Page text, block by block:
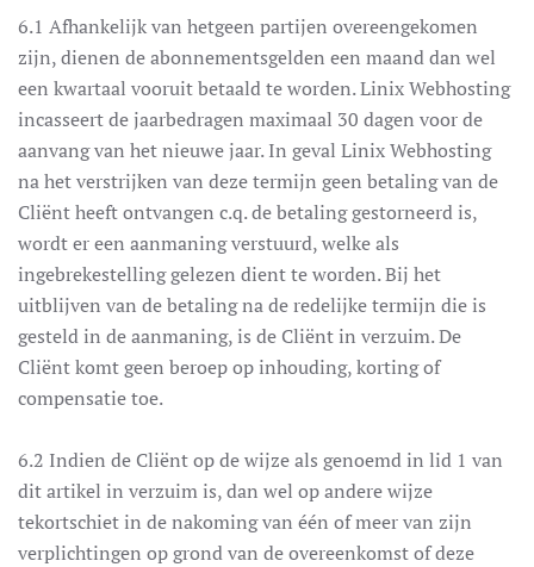
6.1 Afhankelijk van hetgeen partijen overeengekomen
zijn, dienen de abonnementsgelden een maand dan wel
een kwartaal vooruit betaald te worden. Linix Webhosting
incasseert de jaarbedragen maximaal 30 dagen voor de
aanvang van het nieuwe jaar. In geval Linix Webhosting
na het verstrijken van deze termijn geen betaling van de
Cliënt heeft ontvangen c.q. de betaling gestorneerd is,
wordt er een aanmaning verstuurd, welke als
ingebrekestelling gelezen dient te worden. Bij het
uitblijven van de betaling na de redelijke termijn die is
gesteld in de aanmaning, is de Cliënt in verzuim. De
Cliënt komt geen beroep op inhouding, korting of
compensatie toe.
6.2 Indien de Cliënt op de wijze als genoemd in lid 1 van
dit artikel in verzuim is, dan wel op andere wijze
tekortschiet in de nakoming van één of meer van zijn
verplichtingen op grond van de overeenkomst of deze